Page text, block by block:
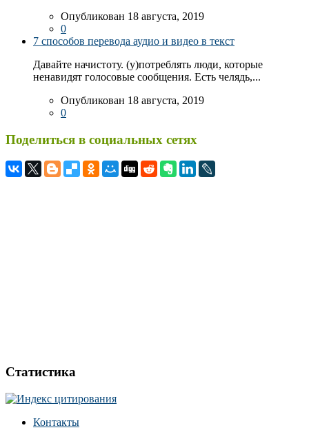
Опубликован 18 августа, 2019
0
7 способов перевода аудио и видео в текст
Давайте начистоту. (у)потреблять люди, которые
ненавидят голосовые сообщения. Есть челядь,...
Опубликован 18 августа, 2019
0
Поделиться в социальных сетях
Статистика
Контакты